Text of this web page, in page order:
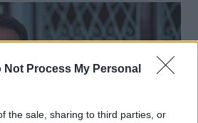
Not Process My Personal
the sale, sharing to third parties, or